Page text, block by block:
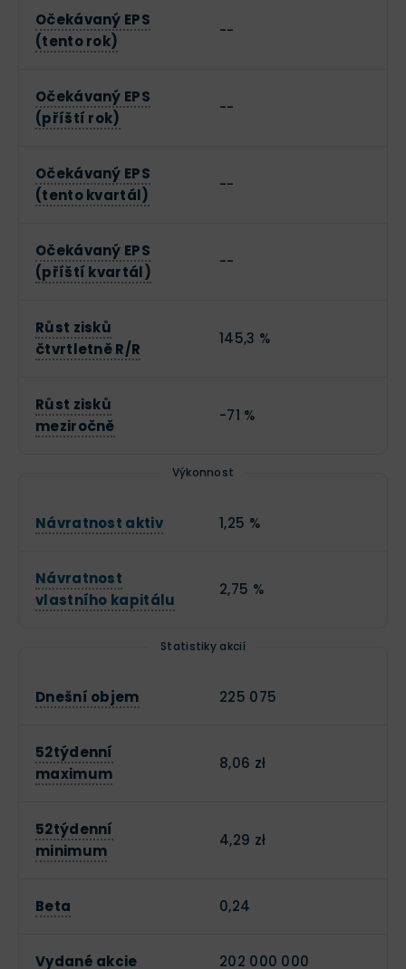
Očekávaný EPS
(tento rok)
--
Očekávaný EPS
(příští rok)
--
Očekávaný EPS
(tento kvartál)
--
Očekávaný EPS
(příští kvartál)
--
Růst zisků
čtvrtletně R/R
145,3 %
Růst zisků
meziročně
-71 %
Výkonnost
Návratnost aktiv 1,25 %
Návratnost
vlastního kapitálu
2,75 %
Statistiky akcií
Dnešní objem 225 075
52týdenní
maximum
8,06 zł
52týdenní
minimum
4,29 zł
Beta 0,24
Vydané akcie 202 000 000